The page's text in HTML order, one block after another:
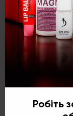
декоративний
KODI
аксесуарів для
вибір
високоякісного
Пензлик № 07
текстур. Він має
ворсу, відомий
Робіть